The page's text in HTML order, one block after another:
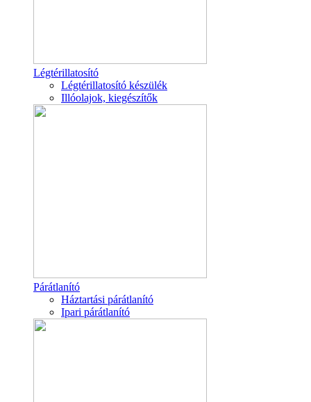
Légtérillatosító
Légtérillatosító készülék
Illóolajok, kiegészítők
Párátlanító
Háztartási párátlanító
Ipari párátlanító